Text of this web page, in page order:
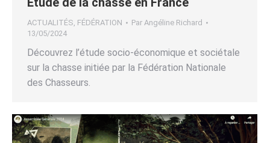
ACTUALITÉS FÉDÉRATION Par Angéline Richard
13/05/2024
Découvrez l’étude socio-économique et sociétale
sur la chasse initiée par la Fédération Nationale
des Chasseurs.